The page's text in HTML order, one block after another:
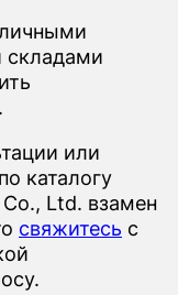
складами
или
каталогу
Ltd. взамен
свяжитесь с